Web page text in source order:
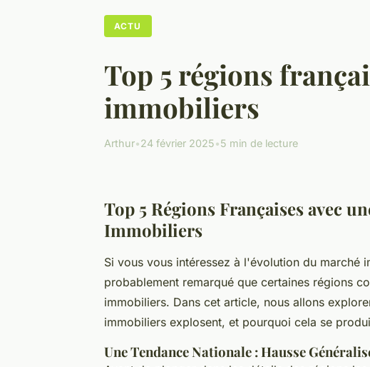
ACTU
Top 5 régions
immobiliers
Arthur•24 février 2025•5 min de lecture
Top 5 Régions Françaises avec
Immobiliers
Si vous vous intéressez à l'évolution du marché
probablement remarqué que certaines régions
immobiliers. Dans cet article, nous allons
immobiliers explosent, et pourquoi cela se
Une Tendance Nationale : Hausse